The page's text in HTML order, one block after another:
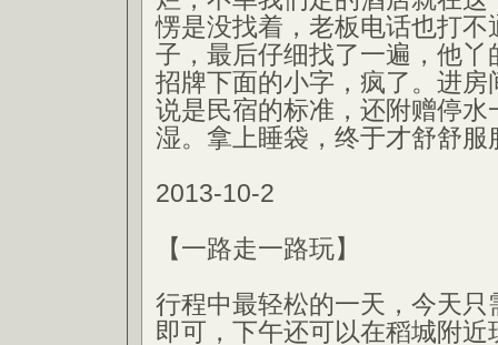
愣是没找着，老板电话也打不
子，最后仔细找了一遍，他丫
招牌下面的小字，疯了。进房
说是民宿的标准，还附赠停水
湿。拿上睡袋，终于才舒舒服
2013-10-2
【一路走一路玩】
行程中最轻松的一天，今天只
即可，下午还可以在稻城附近